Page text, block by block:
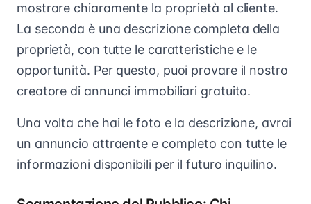
mostrare chiaramente la proprietà al cliente.
La seconda è una descrizione completa della
proprietà, con tutte le caratteristiche e le
opportunità. Per questo, puoi provare il nostro
creatore di annunci immobiliari gratuito.
Una volta che hai le foto e la descrizione, avrai
un annuncio attraente e completo con tutte le
informazioni disponibili per il futuro inquilino.